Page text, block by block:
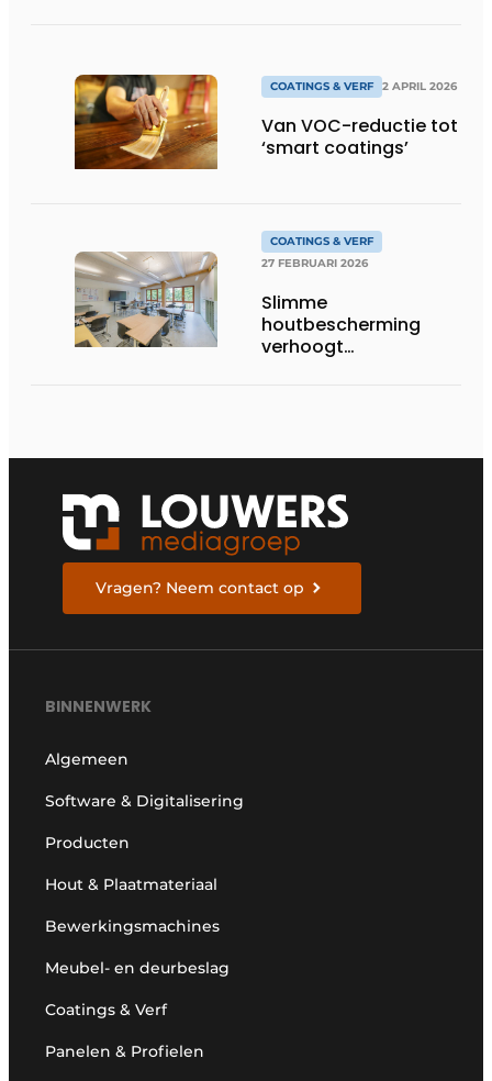
COATINGS & VERF 2 APRIL 2026
Van VOC-reductie tot
‘smart coatings’
COATINGS & VERF
27 FEBRUARI 2026
Slimme
houtbescherming
verhoogt
Vragen? Neem contact op
BINNENWERK
Algemeen
Software & Digitalisering
Producten
Hout & Plaatmateriaal
Bewerkingsmachines
Meubel- en deurbeslag
Coatings & Verf
Panelen & Profielen